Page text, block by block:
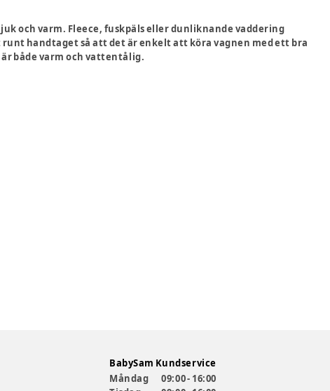
och varm. Fleece, fuskpäls eller dunliknande vaddering
handtaget så att det är enkelt att köra vagnen med ett bra
både varm och vattentålig.
BabySam Kundservice
Måndag
09:00 - 16:00